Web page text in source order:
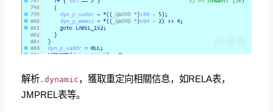
解析.dynamic，獲取重定向相關信息，如RELA表，
JMPREL表等。